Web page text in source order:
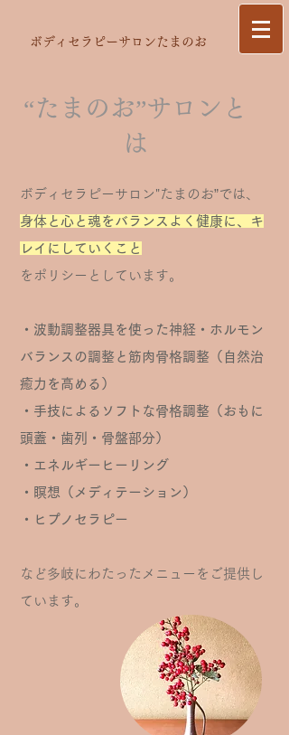
ボディセラピーサロンたまのお
“たまのお”サロンと
は
ボディセラピーサロン"たまのお”では、
身体と心と魂をバランスよく健康に、キ
レイにしていく こと
をポリシーとしています。
・波動調整器具を使った神経・ホルモン
バランスの調整と筋肉骨格調整（自然治
癒力を高める）
・手技によるソフトな骨格調整（おもに
頭蓋・歯列・骨盤部分）
・エネルギーヒーリング
・瞑想（メディテーション）
・ヒプノセラピー
など多岐にわたったメニューをご提供し
ています。